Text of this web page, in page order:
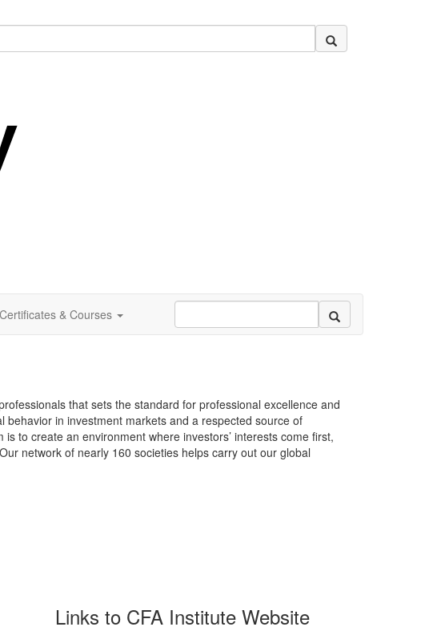
Certificates & Courses
that sets the standard for professional excellence and
in investment markets and a respected source of
to create an environment where investors’ interests come first,
network of nearly 160 societies helps carry out our global
Links to CFA Institute Website